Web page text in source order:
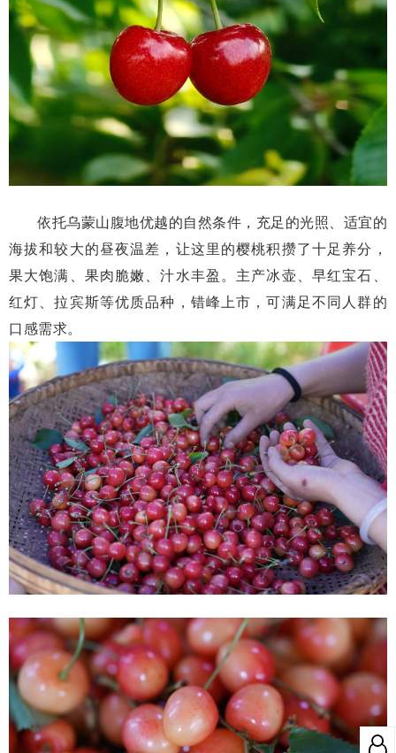
依托乌蒙山腹地优越的自然条件，充足的光照、适宜的
海拔和较大的昼夜温差，让这里的樱桃积攒了十足养分，
果大饱满、果肉脆嫩、汁水丰盈。主产冰壶、早红宝石、
红灯、拉宾斯等优质品种，错峰上市，可满足不同人群的
口感需求。